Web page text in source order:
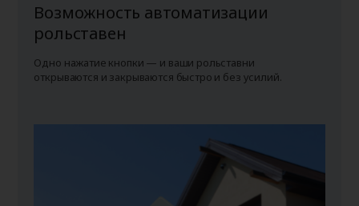
Возможность автоматизации
рольставен
Одно нажатие кнопки — и ваши рольставни
открываются и закрываются быстро и без усилий.